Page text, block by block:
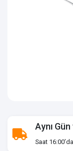
Aynı
Saat